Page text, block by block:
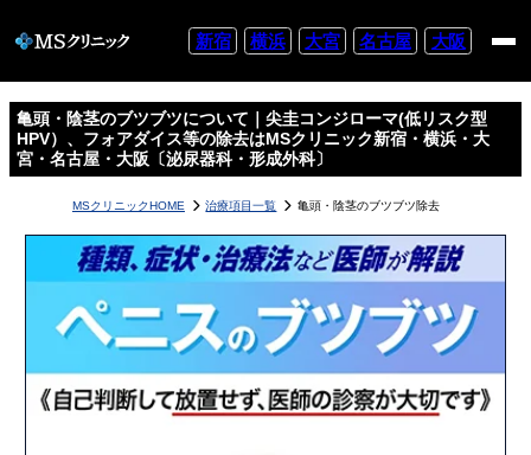
新宿 横浜 大宮 名古屋 大阪
亀頭・陰茎のブツブツについて｜尖圭コンジローマ(低リスク型
HPV）、フォアダイス等の除去はMSクリニック新宿・横浜・大
宮・名古屋・大阪〔泌尿器科・形成外科〕
MSクリニックHOME 治療項目一覧 亀頭・陰茎のブツブツ除去
HPV（尖圭コンジローマ）とは？
フォアダイスとは？
真珠様丘疹とは？
包皮腺・タイソン腺とは？
当院の亀頭・陰茎のブツブツ除去方法